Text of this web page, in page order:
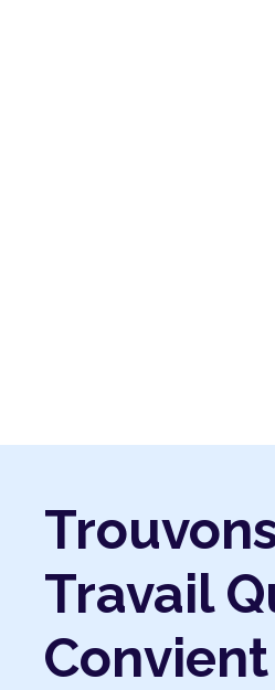
Travail
Convient